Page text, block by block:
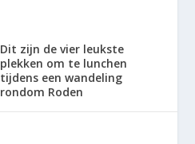
Dit zijn de vier leukste
plekken om te lunchen
tijdens een wandeling
rondom Roden